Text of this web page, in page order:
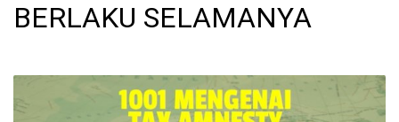
BERLAKU SELAMANYA